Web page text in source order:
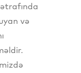
və